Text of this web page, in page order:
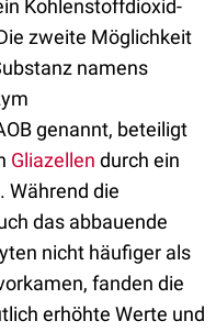
Kohlenstoffdioxid-
zweite Möglichkeit
namens
genannt, beteiligt
Gliazellen durch ein
. Während die
das abbauende
nicht häufiger als
fanden die
erhöhte Werte und